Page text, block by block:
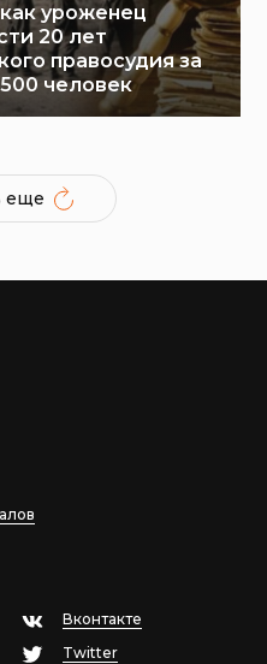
уроженец
20 лет
правосудия за
человек
еще
Вконтакте
Twitter